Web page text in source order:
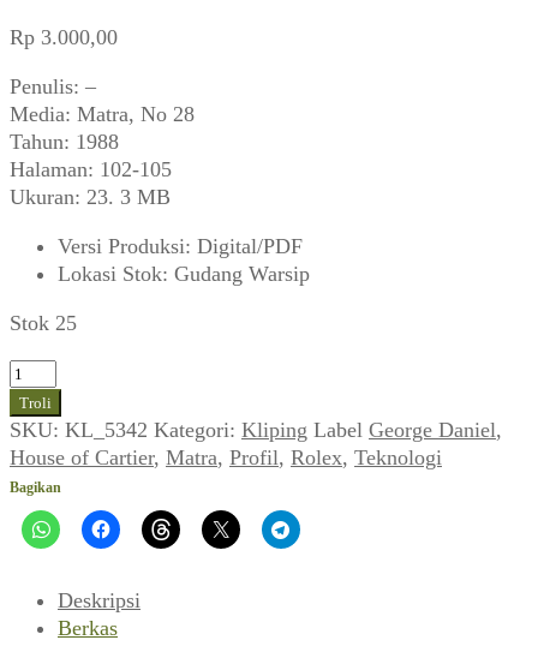
Rp 3.000,00
Penulis: –
Media: Matra, No 28
Tahun: 1988
Halaman: 102-105
Ukuran: 23. 3 MB
Versi Produksi: Digital/PDF
Lokasi Stok: Gudang Warsip
Stok 25
Kuantitas
Pencipta
Jam
Super
Mahal
(Matra,
November
Troli
SKU: KL_5342 Kategori: Kliping Label George Daniel,
House of Cartier, Matra, Profil, Rolex, Teknologi
Bagikan
Deskripsi
Berkas